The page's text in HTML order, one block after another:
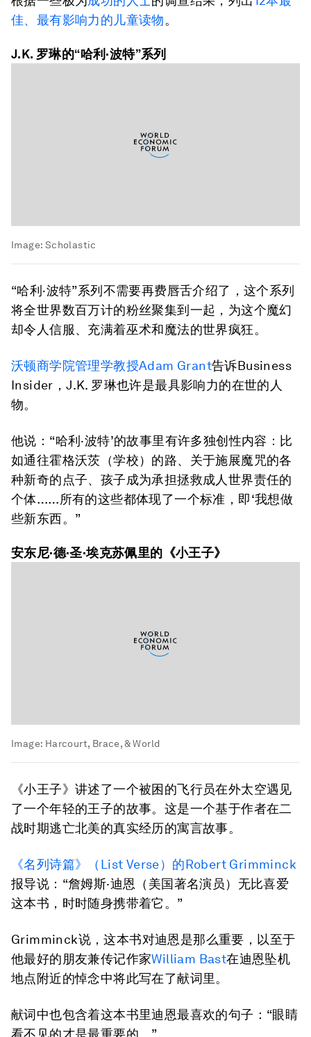
佳、最有影响力的儿童读物。
J.K. 罗琳的“哈利·波特”系列
Image: Scholastic
“哈利·波特”系列不需要再费唇舌介绍了，这个系列
将全世界数百万计的粉丝聚集到一起，为这个魔幻
却令人信服、充满着巫术和魔法的世界疯狂。
沃顿商学院管理学教授Adam Grant告诉Business
Insider，J.K. 罗琳也许是最具影响力的在世的人
物。
他说：“哈利·波特’的故事里有许多独创性内容：比
如通往霍格沃茨（学校）的路、关于施展魔咒的各
种新奇的点子、孩子成为承担拯救成人世界责任的
个体……所有的这些都体现了一个标准，即‘我想做
些新东西。”
安东尼·德·圣·埃克苏佩里的《小王子》
Image: Harcourt, Brace, & World
《小王子》讲述了一个被困的飞行员在外太空遇见
了一个年轻的王子的故事。这是一个基于作者在二
战时期逃亡北美的真实经历的寓言故事。
《名列诗篇》（List Verse）的Robert Grimminck
报导说：“詹姆斯·迪恩（美国著名演员）无比喜爱
这本书，时时随身携带着它。”
Grimminck说，这本书对迪恩是那么重要，以至于
他最好的朋友兼传记作家William Bast在迪恩坠机
地点附近的悼念中将此写在了献词里。
献词中也包含着这本书里迪恩最喜欢的句子：“眼睛
看不见的才是最重要的。”